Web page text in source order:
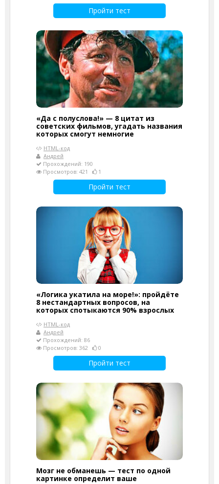
Пройти тест
«Да с полуслова!» — 8 цитат из
советских фильмов, угадать названия
которых смогут немногие
HTML-код
Андрей
Прохождений: 190
Просмотров: 421
1
Пройти тест
«Логика укатила на море!»: пройдёте
8 нестандартных вопросов, на
которых спотыкаются 90% взрослых
HTML-код
Андрей
Прохождений: 86
Просмотров: 362
0
Пройти тест
Мозг не обманешь — тест по одной
картинке определит ваше